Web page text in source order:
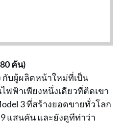
คัน)
กับผู้ผลิตหน้าใหม่ที่เป็น
ฟฟ้าเพียงหนึ่งเดียวที่ติดเขา
3 ที่สร้างยอดขายทั่วโลก
แสนคัน และยังดูทีท่าว่า